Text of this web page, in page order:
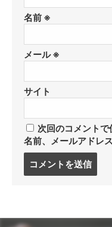
名前 ※
メール※
サイト
次回のコメント
名前、メールアドレ
る